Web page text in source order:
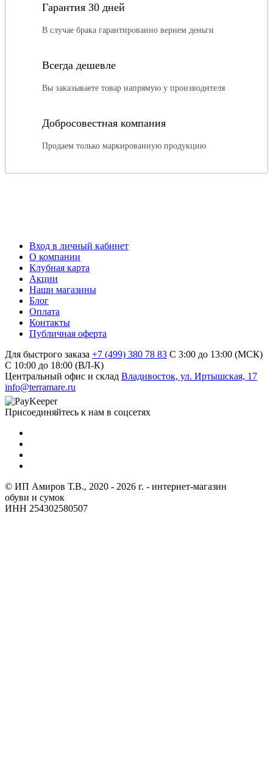
Гарантия 30 дней
В случае брака гарантированно вернем деньги
Всегда дешевле
Вы заказываете товар напрямую у производителя
Добросовестная компания
Продаем только маркированную продукцию
Вход в личный кабинет
О компании
Клубная карта
Акции
Наши магазины
Блог
Оплата
Контакты
Публичная оферта
Для быстрого заказа +7 (499) 380 78 83 С 3:00 до 13:00 (МСК)
C 10:00 до 18:00 (ВЛ-К)
Центральный офис и склад Владивосток, ул. Иртышская, 17
info@terramare.ru
Присоединяйтесь к нам в соцсетях
© ИП Амиров Т.В., 2020 - 2026 г. - интернет-магазин
обуви и сумок
ИНН 254302580507